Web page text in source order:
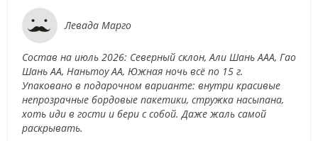
Левада Марго
Состав на июль 2026: Северный склон, Али Шань ААА, Гао
Шань АА, Наньтоу АА, Южная ночь всё по 15 г.
Упаковано в подарочном варианте: внутри красивые
непрозрачные бордовые пакетики, стружка насыпана,
хоть иди в гости и бери с собой. Даже жаль самой
раскрывать.